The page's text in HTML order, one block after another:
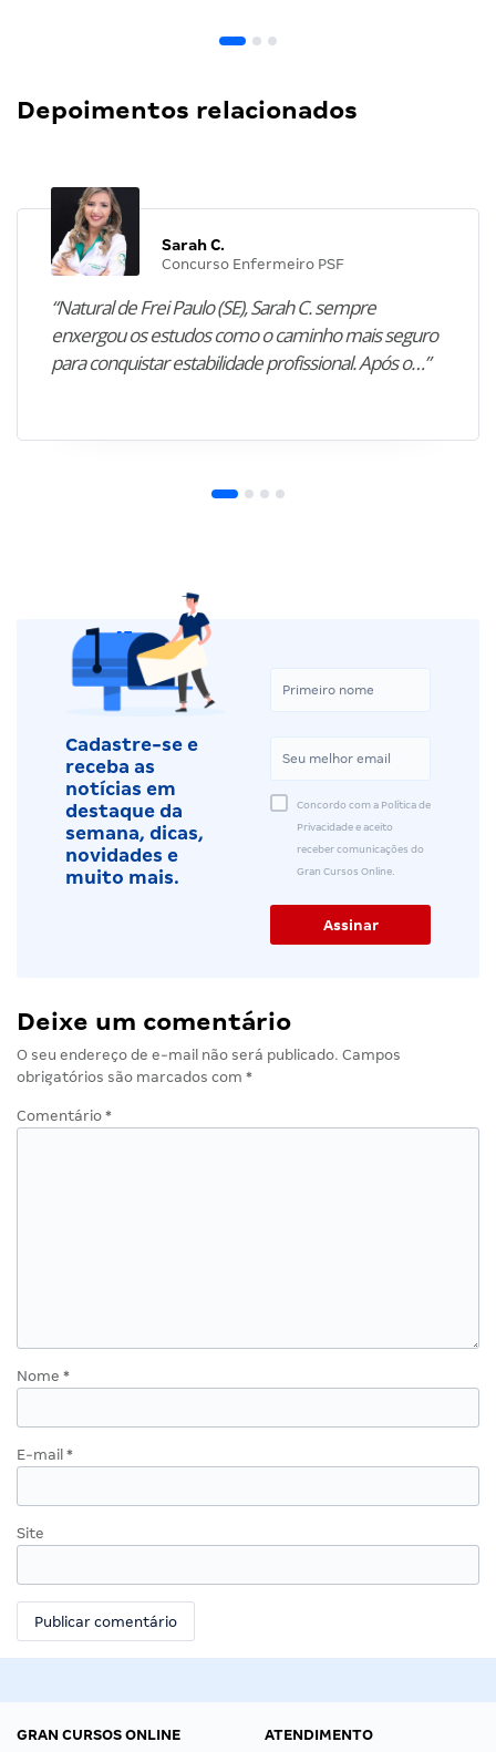
Depoimentos relacionados
Sarah C.
Concurso Enfermeiro PSF
“Natural de Frei Paulo (SE), Sarah C. sempre
enxergou os estudos como o caminho mais seguro
para conquistar estabilidade profissional. Após o…”
Cadastre-se e
receba as
notícias em
destaque da
semana, dicas,
novidades e
muito mais.
Concordo com a Política de
Privacidade e aceito
receber comunicações do
Gran Cursos Online.
Deixe um comentário
O seu endereço de e-mail não será publicado. Campos
obrigatórios são marcados com *
Comentário *
Nome *
E-mail *
Site
GRAN CURSOS ONLINE
ATENDIMENTO